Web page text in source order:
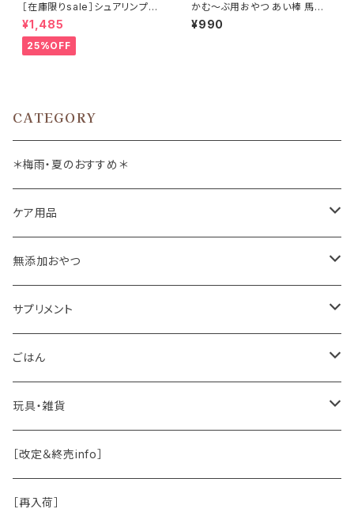
［在庫限りsale］シュアリンプウ
イヤークリーナー 100ml
¥1,485
25%OFF
かむ～ぶ用おやつ あい棒 馬ア
キレスジャーキー 30g
¥990
CATEGORY
＊梅雨・夏のおすすめ＊
ケア用品
肉球バーム
ドッグソープ
保湿・除菌・虫除け
保湿剤
除菌
おくち・おめめ・おみみ
おくち
おめめ
ブラシと雑貨
無添加おやつ
お肉
お魚
その他（乳製品・果物野菜）
Natural Marche
ちょこっとシリーズ
◾️躾トレーニングに
サプリメント
皮膚被毛
関節・骨
おめめ
おなか
ごはん
手作り補助
ウェット・お惣菜
ドライ
玩具・雑貨
ノーズワーク・玩具
お散歩用品
［改定＆終売info］
［再入荷］